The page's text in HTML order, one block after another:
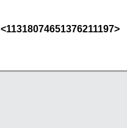
<11318074651376211197>